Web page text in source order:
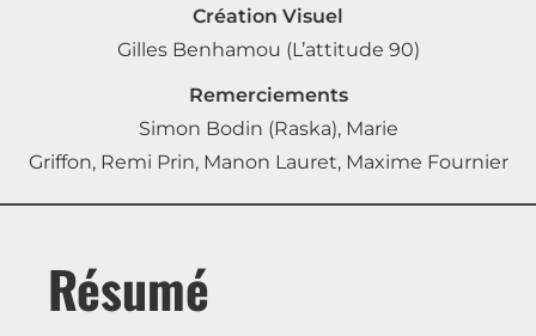
Création Visuel
Gilles Benhamou (L’attitude 90)
Remerciements
Simon Bodin (Raska), Marie
Griffon, Remi Prin, Manon Lauret, Maxime Fournier
Résumé